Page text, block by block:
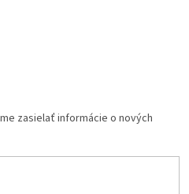
zasielať informácie o nových